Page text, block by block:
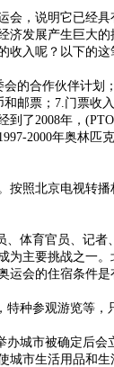
，说明它已经具
济发展产生巨大的
入呢？以下的这
合作伙伴计划
邮票；7.门票收
了2008年，
2000年奥林匹
照北京电视转播
体育官员、记者
为主要挑战之一
运会的住宿条件
种参观游览等，
城市被确定后会
城市生活用品和